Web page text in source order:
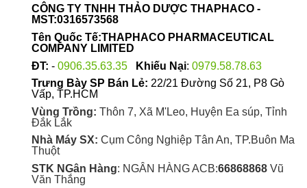
CÔNG TY TNHH THẢO DƯỢC THAPHACO -
MST:0316573568
Tên Quốc Tế:THAPHACO PHARMACEUTICAL
COMPANY LIMITED
ĐT: - 0906.35.63.35 Khiếu Nại: 0979.58.78.63
Trưng Bày SP Bán Lẻ: 22/21 Đường Số 21, P8 Gò
Vấp, TP.HCM
Vùng Trồng: Thôn 7, Xã M'Leo, Huyện Ea súp, Tỉnh
Đắk Lắk
Nhà Máy SX: Cụm Công Nghiệp Tân An, TP.Buôn Ma
Thuột
STK NGân Hàng: NGÂN HÀNG ACB:66868868Vũ
Văn Thắng